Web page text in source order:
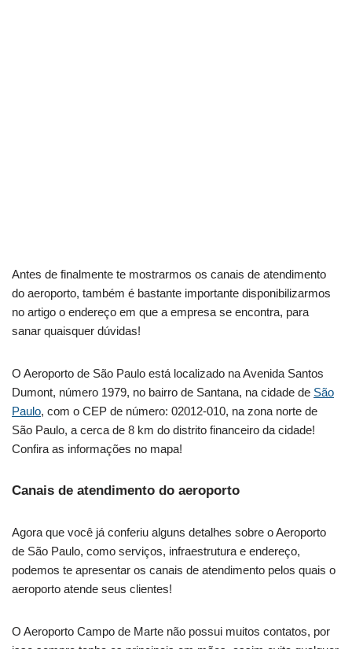
Antes de finalmente te mostrarmos os canais de atendimento
do aeroporto, também é bastante importante disponibilizarmos
no artigo o endereço em que a empresa se encontra, para
sanar quaisquer dúvidas!
O Aeroporto de São Paulo está localizado na Avenida Santos
Dumont, número 1979, no bairro de Santana, na cidade de São
Paulo, com o CEP de número: 02012-010, na zona norte de
São Paulo, a cerca de 8 km do distrito financeiro da cidade!
Confira as informações no mapa!
Canais de atendimento do aeroporto
Agora que você já conferiu alguns detalhes sobre o Aeroporto
de São Paulo, como serviços, infraestrutura e endereço,
podemos te apresentar os canais de atendimento pelos quais o
aeroporto atende seus clientes!
O Aeroporto Campo de Marte não possui muitos contatos, por